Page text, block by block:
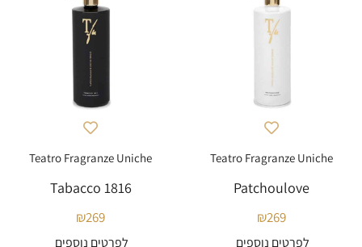
Teatro Fragranze Uniche
Patchoulove
₪269
לפרטים נוספים
Teatro Fragranze Uniche
Tabacco 1816
₪269
לפרטים נוספים